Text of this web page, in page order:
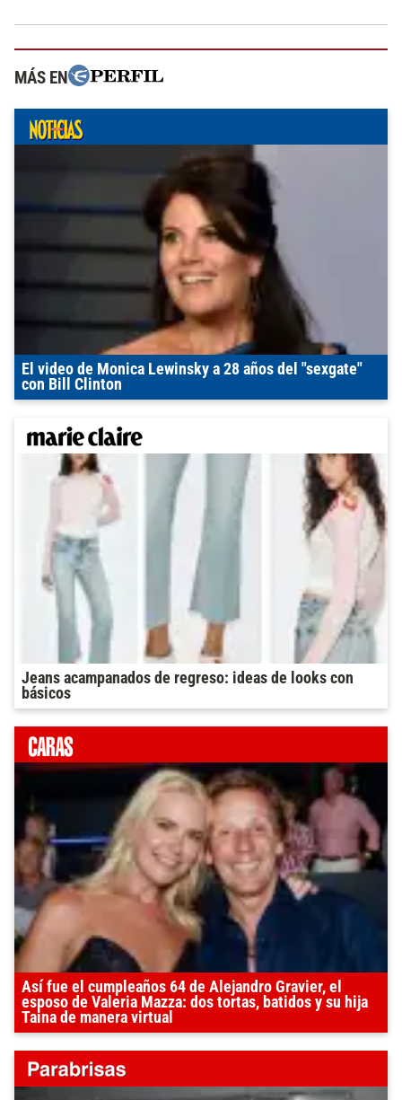
MÁS EN
El video de Monica Lewinsky a 28 años del "sexgate"
con Bill Clinton
Jeans acampanados de regreso: ideas de looks con
básicos
Así fue el cumpleaños 64 de Alejandro Gravier, el
esposo de Valeria Mazza: dos tortas, batidos y su hija
Taina de manera virtual